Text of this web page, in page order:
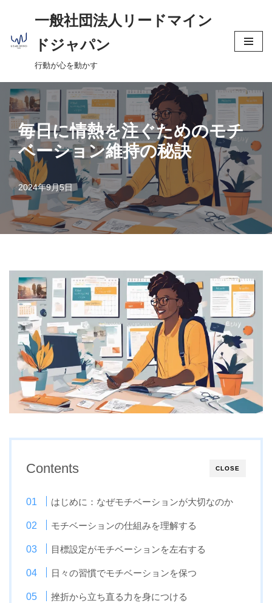
コ
ン
ン
ツ
へ
ス
キ
ッ
プ
一般社団法人リードマイン
ドジャパン
行動が心を動かす
毎日に情熱を注ぐためのモチ
ベーション維持の秘訣
2024年9月5日
CLOSE
Contents
はじめに：なぜモチベーションが大切なのか
モチベーションの仕組みを理解する
目標設定がモチベーションを左右する
日々の習慣でモチベーションを保つ
挫折から立ち直る力を身につける